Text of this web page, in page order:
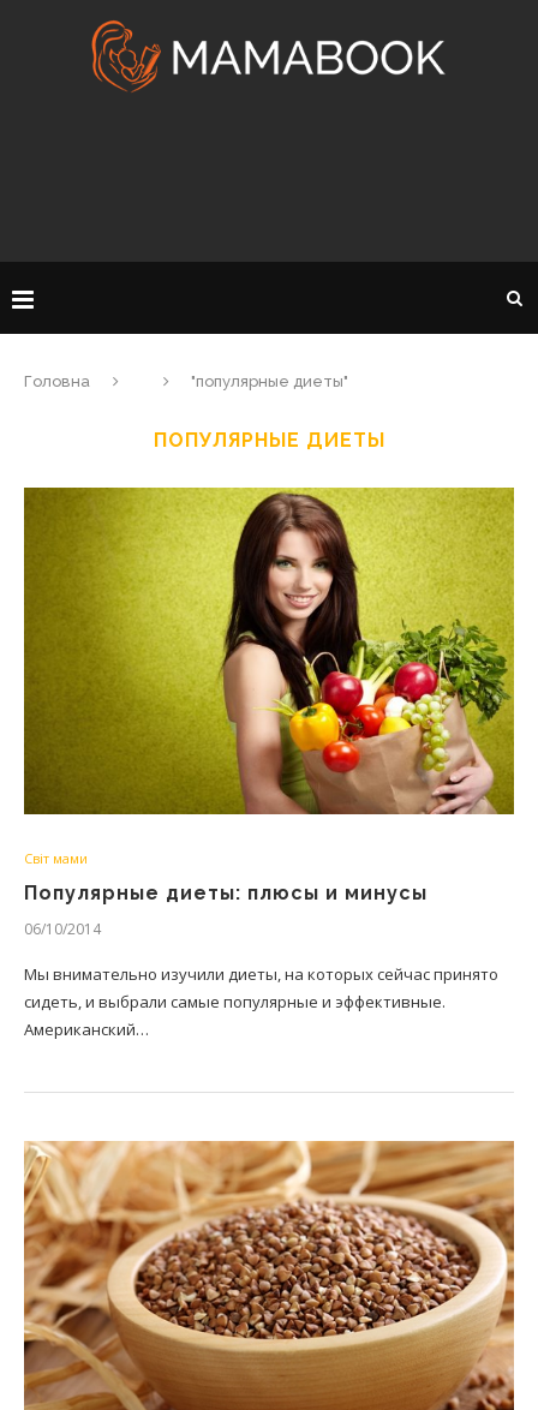
Головна "популярные диеты"
ПОПУЛЯРНЫЕ ДИЕТЫ
Світ мами
Популярные диеты: плюсы и минусы
06/10/2014
Мы внимательно изучили диеты, на которых сейчас принято
сидеть, и выбрали самые популярные и эффективные.
Американский…